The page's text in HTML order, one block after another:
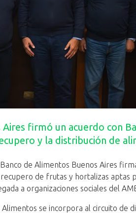
firmó un acuerdo con
y la distribución de
de Alimentos Buenos Aires
de frutas y hortalizas aptas
a organizaciones sociales del
se incorpora al circuito de